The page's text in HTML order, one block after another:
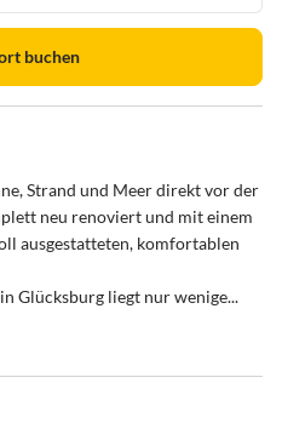
buchen
Strand und Meer direkt vor der
neu renoviert und mit einem
ausgestatteten, komfortablen
Glücksburg liegt nur wenige...